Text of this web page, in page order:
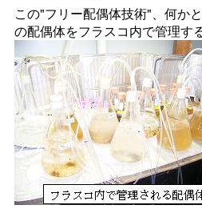
この"フリー配偶体技術"、何か
の配偶体をフラスコ内で管理す